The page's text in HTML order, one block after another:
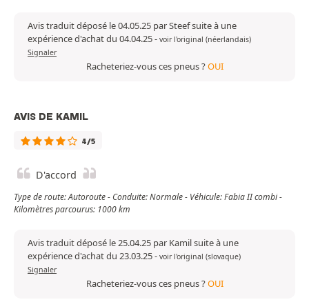
Avis traduit déposé le 04.05.25 par Steef suite à une
expérience d'achat du 04.04.25- voir l'original (néerlandais)
Signaler
Racheteriez-vous ces pneus ?OUI
AVIS DE KAMIL
4/5
D'accord
Type de route: Autoroute - Conduite: Normale - Véhicule: Fabia II combi -
Kilomètres parcourus: 1000 km
Avis traduit déposé le 25.04.25 par Kamil suite à une
expérience d'achat du 23.03.25- voir l'original (slovaque)
Signaler
Racheteriez-vous ces pneus ?OUI